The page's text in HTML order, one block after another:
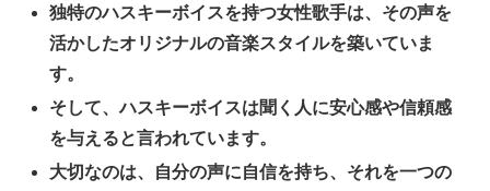
独特のハスキーボイスを持つ女性歌手は、その声を
活かしたオリジナルの音楽スタイルを築いていま
す。
そして、ハスキーボイスは聞く人に安心感や信頼感
を与えると言われています。
大切なのは、自分の声に自信を持ち、それを一つの